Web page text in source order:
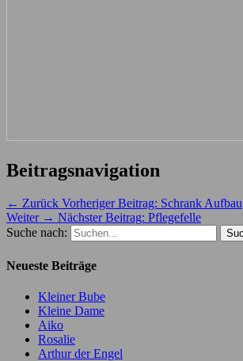
Beitragsnavigation
← Zurück Vorheriger Beitrag: Schrank Aufbau
Weiter → Nächster Beitrag: Pflegefelle
Suche nach:
Neueste Beiträge
Kleiner Bube
Kleine Dame
Aiko
Rosalie
Arthur der Engel